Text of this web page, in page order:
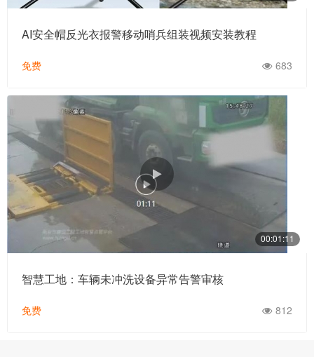
AI安全帽反光衣报警移动哨兵组装视频安装教程
免费 683
00:01:11
智慧工地：车辆未冲洗设备异常告警审核
免费 812